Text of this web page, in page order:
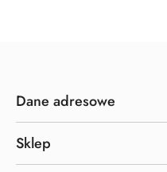
Dane adresowe
Sklep